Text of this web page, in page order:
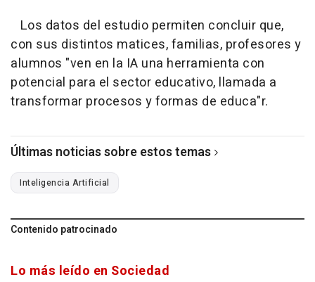
Los datos del estudio permiten concluir que,
con sus distintos matices, familias, profesores y
alumnos "ven en la IA una herramienta con
potencial para el sector educativo, llamada a
transformar procesos y formas de educa"r.
Últimas noticias sobre estos temas
Inteligencia Artificial
Contenido patrocinado
Lo más leído en Sociedad